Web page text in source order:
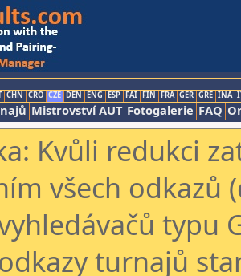
CHN CRO CZE DEN ENG ESP FAI FIN FRA GER GRE INA
Mistrovství AUT Fotogalerie FAQ
Kvůli redukci
všech odkazů
typu
turnajů